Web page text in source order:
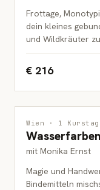
Frottage,
dein kleines
und Wildkräuter
€ 216
MALEREI
ERWACHSENE
Wien · 1
mit Monika Ernst
Magie und
Bindemitteln